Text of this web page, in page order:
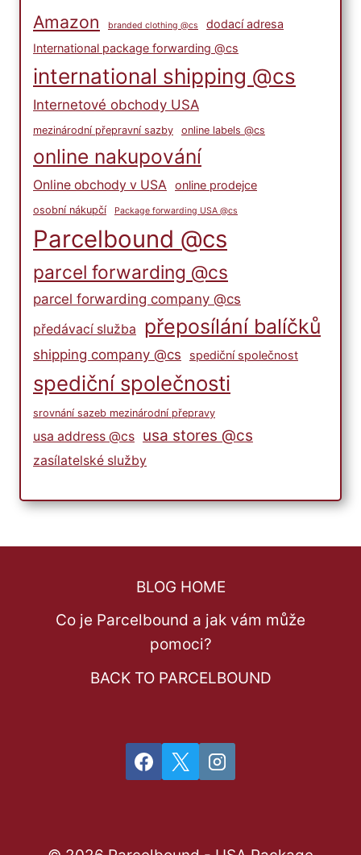
Amazon branded clothing @cs
dodací adresa
International package forwarding @cs
international shipping @cs
Internetové obchody USA
mezinárodní přepravní sazby online labels @cs
online nakupování
Online obchody v USA online prodejce
osobní nákupčí Package forwarding USA @cs
Parcelbound @cs
parcel forwarding @cs
parcel forwarding company @cs
předávací služba přeposílání balíčků
shipping company @cs spediční společnost
spediční společnosti
srovnání sazeb mezinárodní přepravy
usa address @cs usa stores @cs
zasílatelské služby
BLOG HOME
Co je Parcelbound a jak vám může
pomoci?
BACK TO PARCELBOUND